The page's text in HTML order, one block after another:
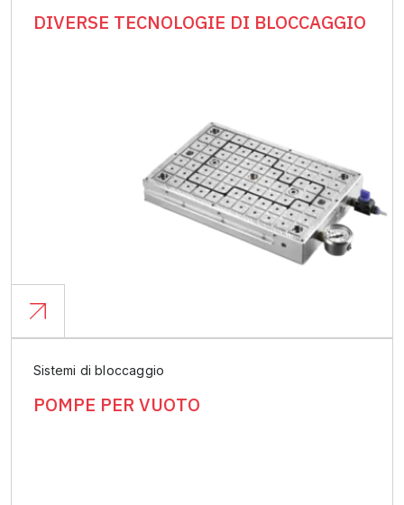
DIVERSE TECNOLOGIE DI BLOCCAGGIO
Sistemi di bloccaggio
POMPE PER VUOTO